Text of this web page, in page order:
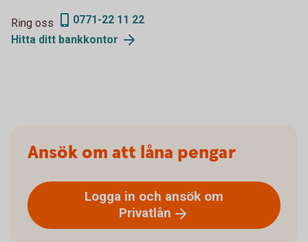
Ring oss
0771-22 11 22
Hitta ditt bankkontor
Ansök om att låna pengar
Logga in och ansök om
Privatlån